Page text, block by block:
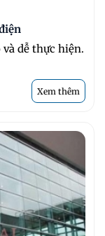
dễ thực hiện.
Xem thêm